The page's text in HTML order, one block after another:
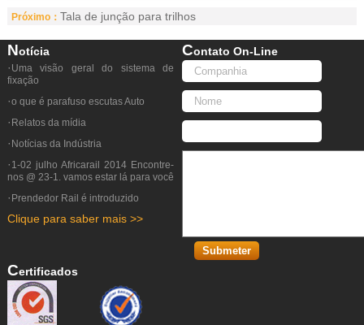
Próximo： Tala de junção para trilhos
NOtícia
· Uma visão geral do sistema de
fixação
·o que é parafuso escutas Auto
· Relatos da mídia
· Notícias da Indústria
· 1-02 julho Africarail 2014 Encontre-
nos @ 23-1. vamos estar lá para você
· Prendedor Rail é introduzido
Clique para saber mais >>
COntato On-Line
CErtificados